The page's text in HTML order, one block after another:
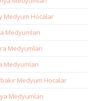
Medyum Hocalar
Medyumları
Medyumları
Medyumları
Medyum Hocalar
Medyumları